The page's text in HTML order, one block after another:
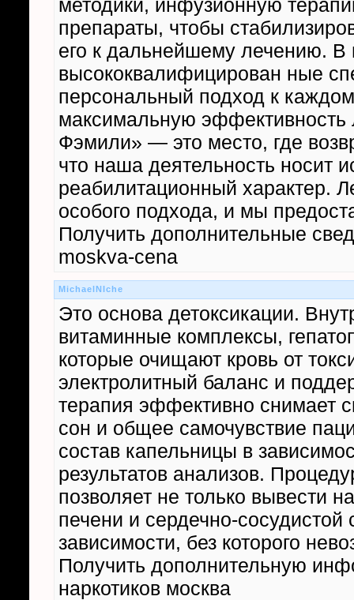
методики, инфузионную
препараты, чтобы
его к дальнейшему лечению.
высококвалифицирован ные
персональный подход к
максимальную
Фэмили» — это место, где
что наша деятельность носит
реабилитационный характер.
особого подхода, и мы
Получить дополнительные
moskva-cena
MichaelNIche
Это основа детоксикации.
витаминные комплексы,
которые очищают кровь от
электролитный баланс и
терапия эффективно снимает
сон и общее самочувствие
состав капельницы в
результатов анализов.
позволяет не только вывести
печени и сердечно-
зависимости, без которого
Получить дополнительную
наркотиков москва